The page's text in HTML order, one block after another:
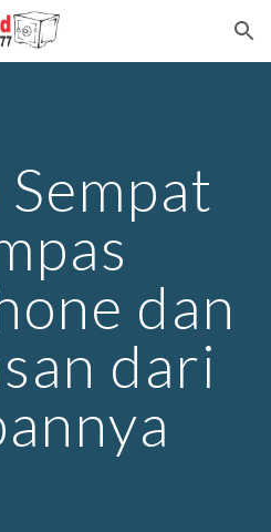
Skip to navigation
dan
dari